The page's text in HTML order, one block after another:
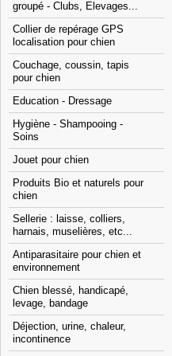
groupé - Clubs, Elevages...
Collier de repérage GPS
localisation pour chien
Couchage, coussin, tapis
pour chien
Education - Dressage
Hygiène - Shampooing -
Soins
Jouet pour chien
Produits Bio et naturels pour
chien
Sellerie : laisse, colliers,
harnais, muselières, etc...
Antiparasitaire pour chien et
environnement
Chien blessé, handicapé,
levage, bandage
Déjection, urine, chaleur,
incontinence